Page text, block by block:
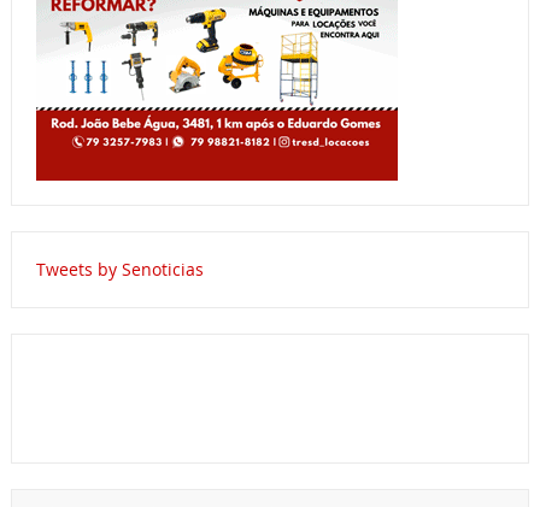
Tweets by Senoticias